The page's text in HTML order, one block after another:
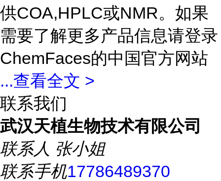
供COA,HPLC或NMR。如果
需要了解更多产品信息请登录
ChemFaces的中国官方网站
...查看全文 >
联系我们
武汉天植生物技术有限公司
联系人 张小姐
联系手机17786489370